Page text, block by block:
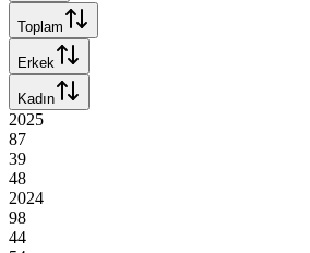
Toplam
Erkek
Kadın
2025
87
39
48
2024
98
44